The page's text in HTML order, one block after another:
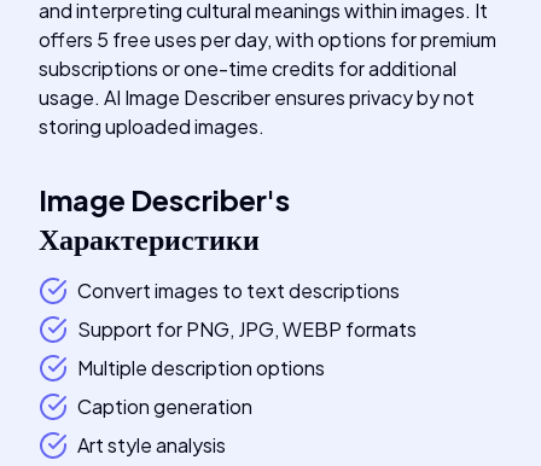
and interpreting cultural meanings within images. It
offers 5 free uses per day, with options for premium
subscriptions or one-time credits for additional
usage. AI Image Describer ensures privacy by not
storing uploaded images.
Image Describer's
Характеристики
Convert images to text descriptions
Support for PNG, JPG, WEBP formats
Multiple description options
Caption generation
Art style analysis